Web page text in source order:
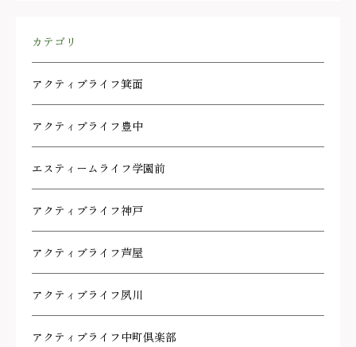
カテゴリ
アクティブライフ箕面
アクティブライフ豊中
エスティームライフ学園前
アクティブライフ神戸
アクティブライフ芦屋
アクティブライフ夙川
アクティブライフ中町倶楽部